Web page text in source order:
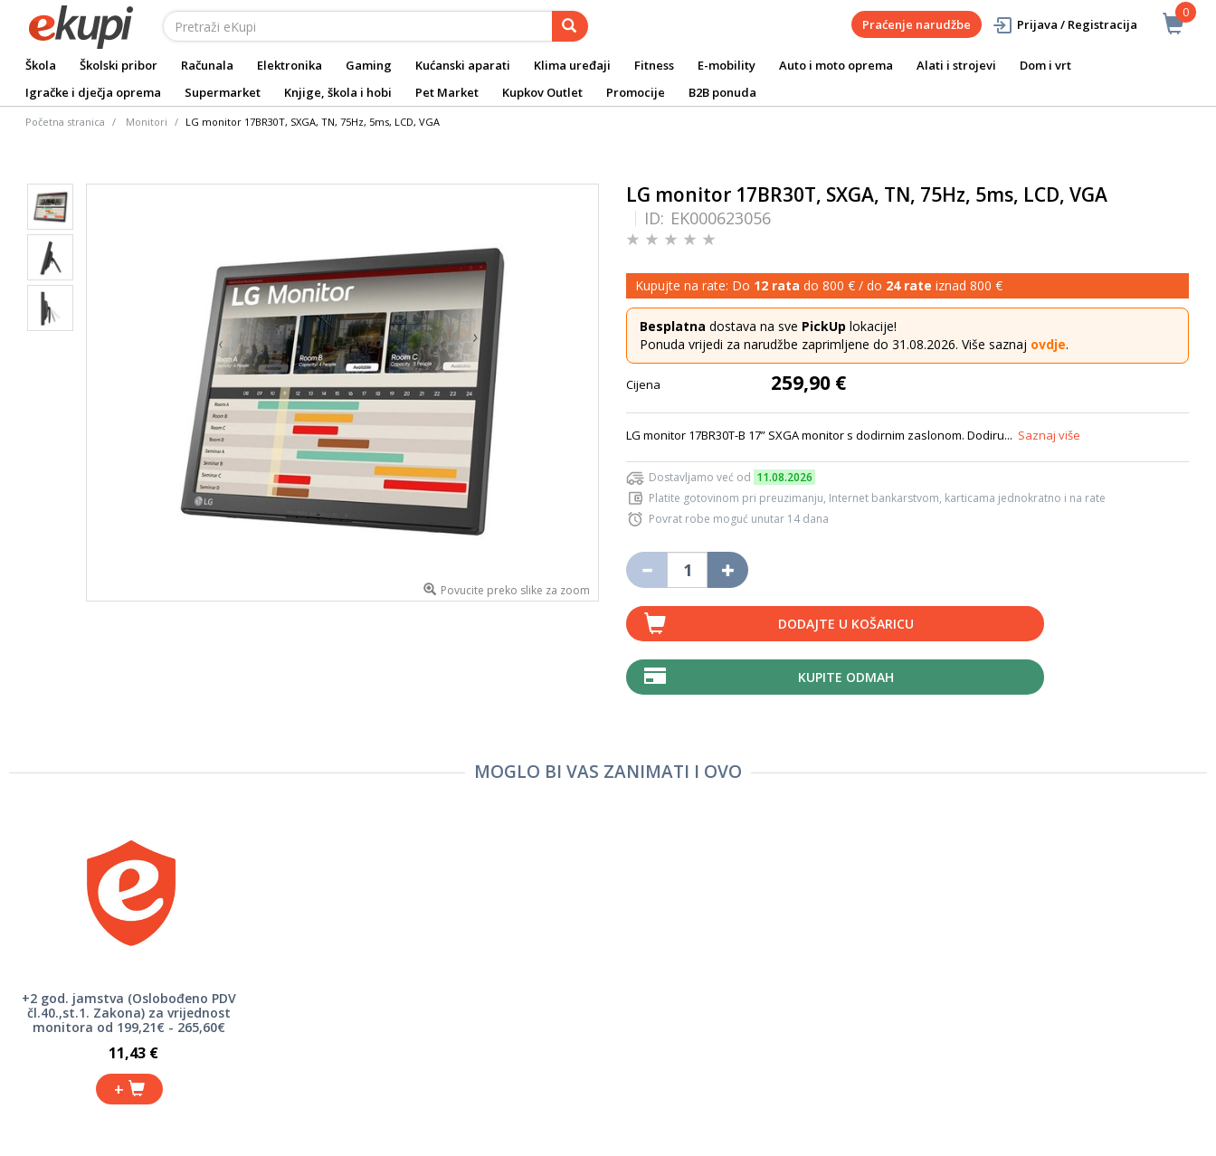
0
Praćenje narudžbe Prijava / Registracija
Škola Školski pribor Računala Elektronika Gaming Kućanski aparati Klima uređaji Fitness E-mobility Auto i moto oprema Alati i strojevi
Dom i vrt
Igračke i dječja oprema
Supermarket Knjige, škola i hobi Pet Market Kupkov Outlet Promocije B2B ponuda
Početna stranica Monitori LG monitor 17BR30T, SXGA, TN, 75Hz, 5ms, LCD, VGA
Povucite preko slike za zoom
LG monitor 17BR30T, SXGA, TN, 75Hz, 5ms, LCD, VGA
ID: EK000623056
Kupujte na rate: Do 12 rata do 800 € / do 24 rate iznad 800 €
Besplatna dostava na sve PickUp lokacije!
Ponuda vrijedi za narudžbe zaprimljene do 31.08.2026. Više saznaj ovdje.
Cijena 259,90 €
LG monitor 17BR30T-B 17” SXGA monitor s dodirnim zaslonom. Dodiru... Saznaj više
Dostavljamo već od 11.08.2026
Platite gotovinom pri preuzimanju, Internet bankarstvom, karticama jednokratno i na rate
Povrat robe moguć unutar 14 dana
DODAJTE U KOŠARICU
KUPITE ODMAH
MOGLO BI VAS ZANIMATI I OVO
+2 god. jamstva (Oslobođeno PDV
čl.40.,st.1. Zakona) za vrijednost
monitora od 199,21€ - 265,60€
11,43 €
+